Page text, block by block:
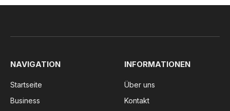
NAVIGATION
Startseite
Business
INFORMATIONEN
Über uns
Kontakt